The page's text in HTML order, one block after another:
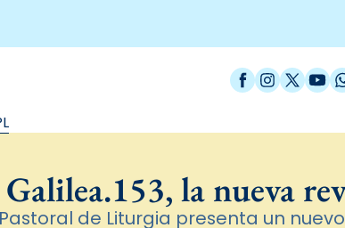
Facebook
Instagram
X /
Galilea.153, la nueva
de Liturgia presenta un